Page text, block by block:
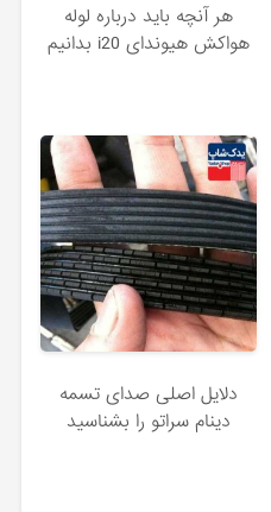
هر آنچه باید درباره لوله
هواکش هیوندای i20 بدانیم
دلایل اصلی صدای تسمه
دینام سراتو را بشناسید